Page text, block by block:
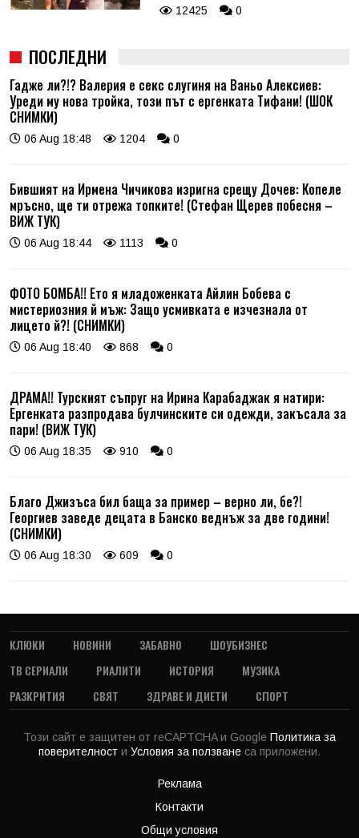
12425 0
ПОСЛЕДНИ
Гадже ли?!? Валерия е секс слугиня на Ваньо Алексиев:
Уреди му нова тройка, този път с ергенката Тифани! (ШОК
СНИМКИ)
06 Aug 18:48 1204 0
Бившият на Ирмена Чичикова изригна срещу Дочев: Копеле
мръсно, ще ти отрежа топките! (Стефан Щерев побесня –
ВИЖ ТУК)
06 Aug 18:44 1113 0
ФОТО БОМБА!! Ето я младоженката Айлин Бобева с
мистериозния й мъж: Защо усмивката е изчезнала от
лицето й?! (СНИМКИ)
06 Aug 18:40 868 0
ДРАМА!! Турският съпруг на Ирина Карабаджак я натири:
Ергенката разпродава булчинските си одежди, закъсала за
пари! (ВИЖ ТУК)
06 Aug 18:35 910 0
Благо Джизъса бил баща за пример – верно ли, бе?!
Георгиев заведе децата в Банско веднъж за две години!
(СНИМКИ)
06 Aug 18:30 609 0
КЛЮКИ НОВИНИ ЗАБАВНО
ШОУБИЗНЕС
ТВ СЕРИАЛИ
РИАЛИТИ ИСТОРИЯ
МУЗИКА
РАЗКРИТИЯ
СВЯТ ЗДРАВЕ И ДИЕТИ СПОРТ
Този сайт е защитен от reCAPTCHA и Google Политика за
поверителност и Условия за ползване са приложени.
Реклама
Контакти
Общи условия